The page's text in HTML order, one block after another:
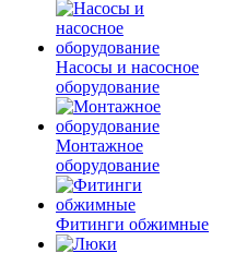
Насосы и насосное
оборудование
Монтажное
оборудование
Фитинги обжимные